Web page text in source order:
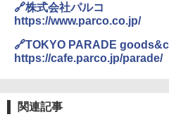
A26 地球の歩
ァキア 2026
パ
テント ワン
500002(89232)
￥5,999
付き ヒグマ
関の購入実
防災用品 長
送
🔗株式会社パルコ
https://www.parco.co.jp/
🔗TOKYO PARADE
https://cafe.parco.jp/parade/
関連記事